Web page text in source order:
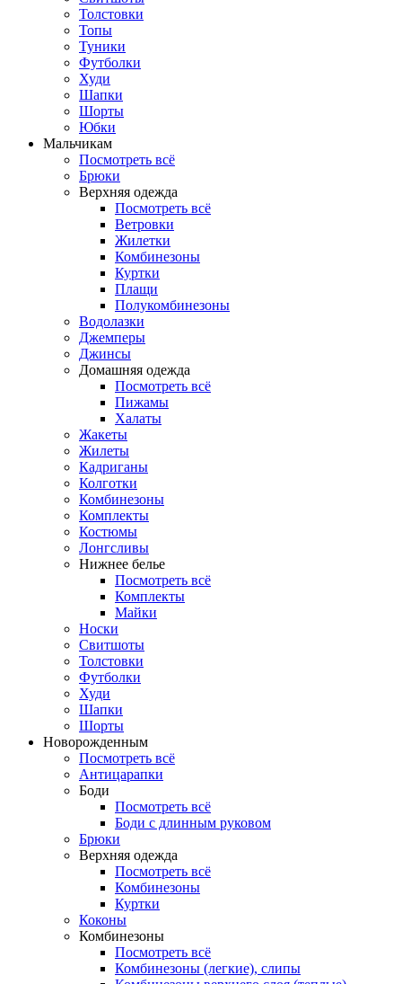
Толстовки
Топы
Туники
Футболки
Худи
Шапки
Шорты
Юбки
Мальчикам
Посмотреть всё
Брюки
Верхняя одежда
Посмотреть всё
Ветровки
Жилетки
Комбинезоны
Куртки
Плащи
Полукомбинезоны
Водолазки
Джемперы
Джинсы
Домашняя одежда
Посмотреть всё
Пижамы
Халаты
Жакеты
Жилеты
Кадриганы
Колготки
Комбинезоны
Комплекты
Костюмы
Лонгсливы
Нижнее белье
Посмотреть всё
Комплекты
Майки
Носки
Свитшоты
Толстовки
Футболки
Худи
Шапки
Шорты
Новорожденным
Посмотреть всё
Антицарапки
Боди
Посмотреть всё
Боди с длинным руковом
Брюки
Верхняя одежда
Посмотреть всё
Комбинезоны
Куртки
Коконы
Комбинезоны
Посмотреть всё
Комбинезоны (легкие), слипы